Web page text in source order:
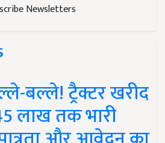
Newsletters
बल्ले! ट्रैक्टर खरीद
लाख तक भारी